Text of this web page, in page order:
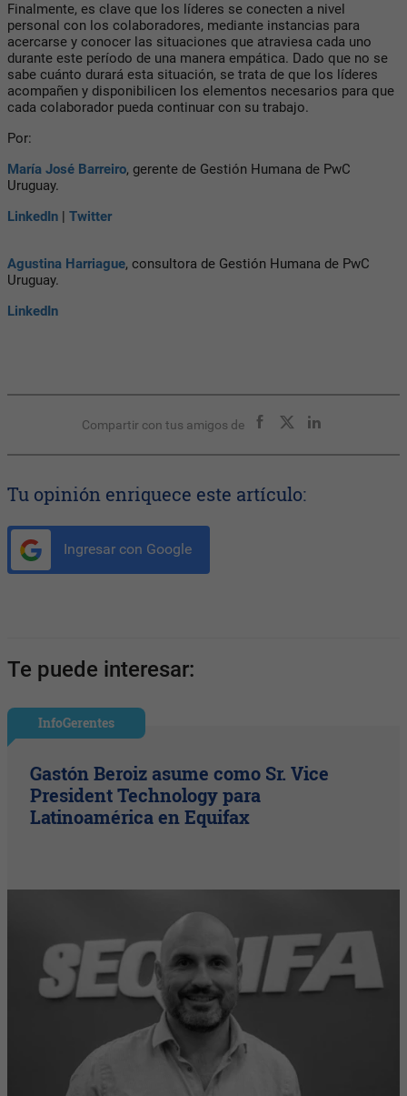
Finalmente, es clave que los líderes se conecten a nivel
personal con los colaboradores, mediante instancias para
acercarse y conocer las situaciones que atraviesa cada uno
durante este período de una manera empática. Dado que no se
sabe cuánto durará esta situación, se trata de que los líderes
acompañen y disponibilicen los elementos necesarios para que
cada colaborador pueda continuar con su trabajo.
Por:
María José Barreiro, gerente de Gestión Humana de PwC
Uruguay.
LinkedIn | Twitter
Agustina Harriague, consultora de Gestión Humana de PwC
Uruguay.
LinkedIn
Compartir con tus amigos de
Tu opinión enriquece este artículo:
Ingresar con Google
Te puede interesar:
InfoGerentes
Gastón Beroiz asume como Sr. Vice
President Technology para
Latinoamérica en Equifax